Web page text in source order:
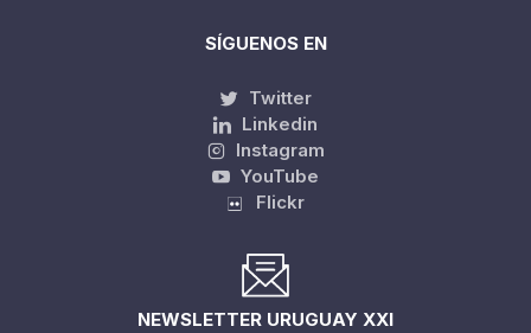
SÍGUENOS EN
Twitter
Linkedin
Instagram
YouTube
Flickr
NEWSLETTER URUGUAY XXI